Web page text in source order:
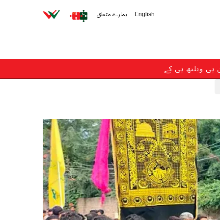
English ہمارے متعلق
پی ویلتھ پی کے